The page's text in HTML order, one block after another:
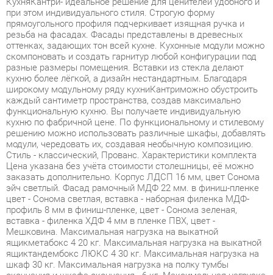
оттенках, задающих тон всей кухне. Кухонные модули можно
скомпоновать и создать гарнитур любой конфигурации под
разные размеры помещения. Вставки из стекла делают
кухню более лёгкой, а дизайн нестандартным. Благодаря
широкому модульному ряду кухниКантриможно обустроить
каждый сантиметр пространства, создав максимально
функциональную кухню. Вы получаете индивидуальную
кухню по фабричной цене. По функциональному и стилевому
решению можно использовать различные шкафы, добавлять
модули, чередовать их, создавая необычную композицию.
Стиль - классический, Прованс. Характеристики комплекта
Цена указана без учёта стоимости столешницы, её можно
заказать дополнительно. Корпус ЛДСП 16 мм, цвет Сонома
эйч светлый. Фасад рамочный МДФ 22 мм. в финиш-пленке
цвет - Сонома светлая, вставка - наборная филенка МДФ-
профиль 8 мм в финиш-пленке, цвет - Сонома зеленая,
вставка - филенка ХДФ 4 мм в пленке ПВХ, цвет -
Мешковина. Максимальная нагрузка на выкатной
ящикметабокс 4 20 кг. Максимальная нагрузка на выкатной
ящиктандембокс ЛЮКС 4 30 кг. Максимальная нагрузка на
шкаф 30 кг. Максимальная нагрузка на полку тумбы
окончания и шкафа окончания - 6 кг. Максимальная нагрузка
на полку ЛДСП - 15 кг. На стеклополку - 8 кг. Шкаф к стене
крепится с помощью универсального навеса. Навес в
комплекте. Крепежная фурнитура для навеса приобретается
дополнительно.